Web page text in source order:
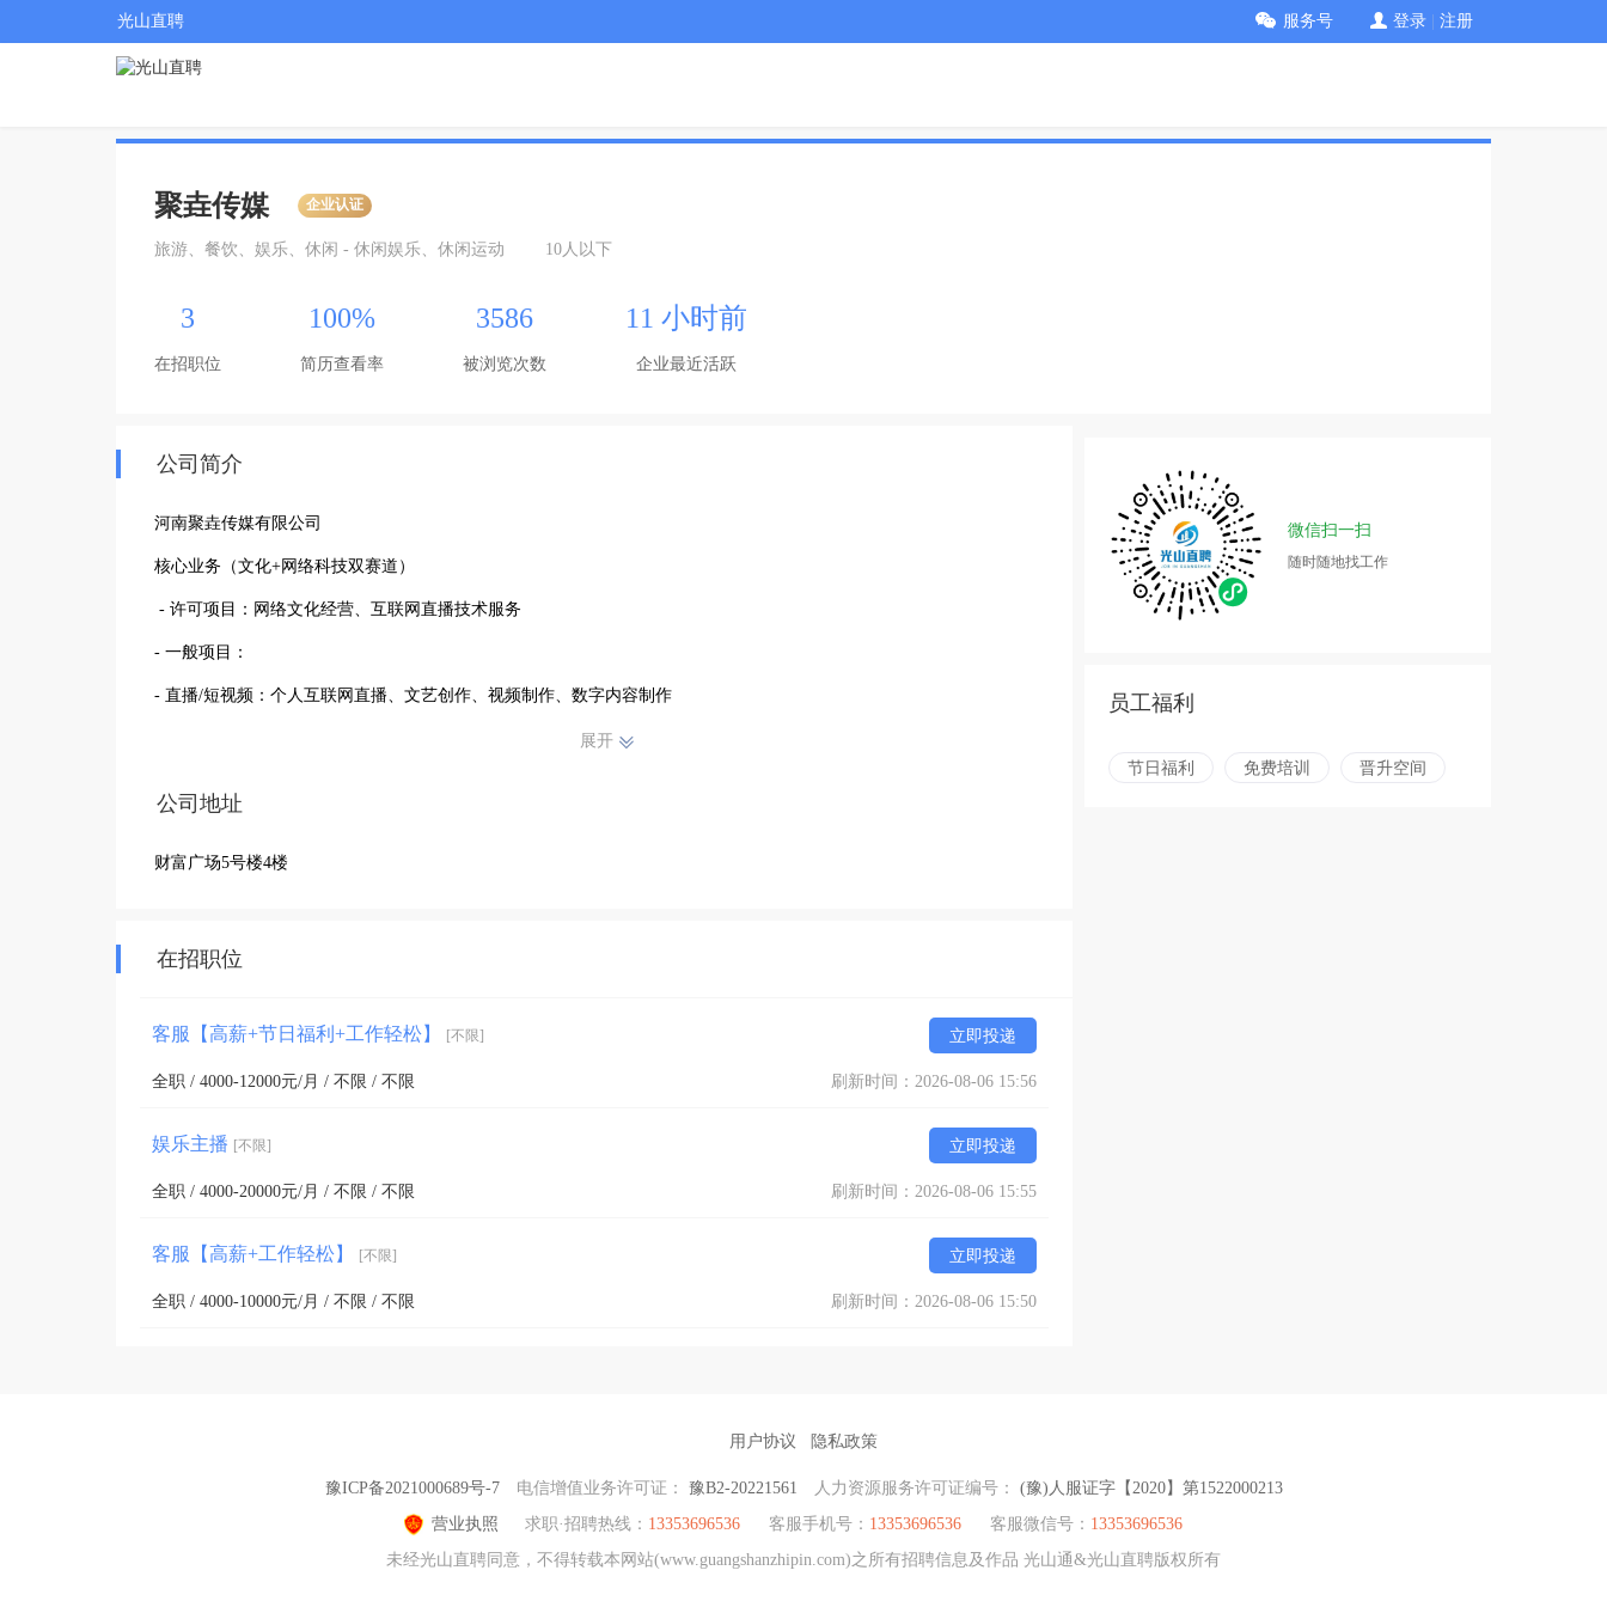
光山直聘 服务号 登录 注册
聚垚传媒 企业认证
旅游、餐饮、娱乐、休闲 - 休闲娱乐、休闲运动 10人以下
3
在招职位
100%
简历查看率
3586
被浏览次数
11 小时前
企业最近活跃
公司简介
河南聚垚传媒有限公司
核心业务（文化+网络科技双赛道）
- 一般项目：
- 直播/短视频：个人互联网直播、文艺创作、视频制作、数字内容制作
- 营销策划：市场营销、企业形象策划、广告设计/制作/发布
企业定位
- 服务本地商家、文旅、品牌，提供线上运营与内容制作解决方案
展开
公司地址
财富广场5号楼4楼
在招职位
客服【高薪+节日福利+工作轻松】 [不限] 立即投递
全职 / 4000-12000元/月 / 不限 / 不限 刷新时间：2026-08-06 15:56
娱乐主播 [不限] 立即投递
全职 / 4000-20000元/月 / 不限 / 不限 刷新时间：2026-08-06 15:55
客服【高薪+工作轻松】 [不限] 立即投递
全职 / 4000-10000元/月 / 不限 / 不限 刷新时间：2026-08-06 15:50
微信扫一扫
随时随地找工作
员工福利
节日福利 免费培训 晋升空间
用户协议 隐私政策
豫ICP备2021000689号-7 电信增值业务许可证： 豫B2-20221561 人力资源服务许可证编号： (豫)人服证字【2020】第1522000213
营业执照
求职·招聘热线： 13353696536 客服手机号： 13353696536 客服微信号： 13353696536
未经光山直聘同意，不得转载本网站(www.guangshanzhipin.com)之所有招聘信息及作品 光山通&光山直聘版权所有